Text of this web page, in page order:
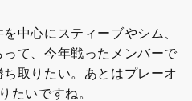
中心にスティーブやシム、
て、今年戦ったメンバーで
取りたい。あとはプレーオ
たいですね。